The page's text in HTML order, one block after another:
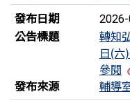
發布日期
公告標題
轉知
日(六
參閱
發布來源
輔導